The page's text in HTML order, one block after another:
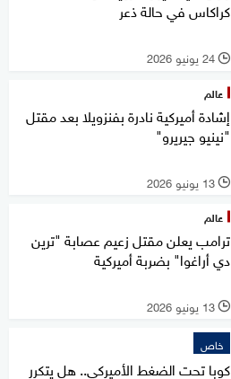
كراكاس في حالة ذعر
l 24 يونيو 2026
عالم
إشادة أميركية نادرة بفنزويلا بعد مقتل
"نينيو جيريرو"
l 13 يونيو 2026
عالم
ترامب يعلن مقتل زعيم عصابة "ترين
دي أراغوا" بضربة أميركية
l 13 يونيو 2026
خاص
كوبا تحت الضغط الأميركي.. هل يتكرر